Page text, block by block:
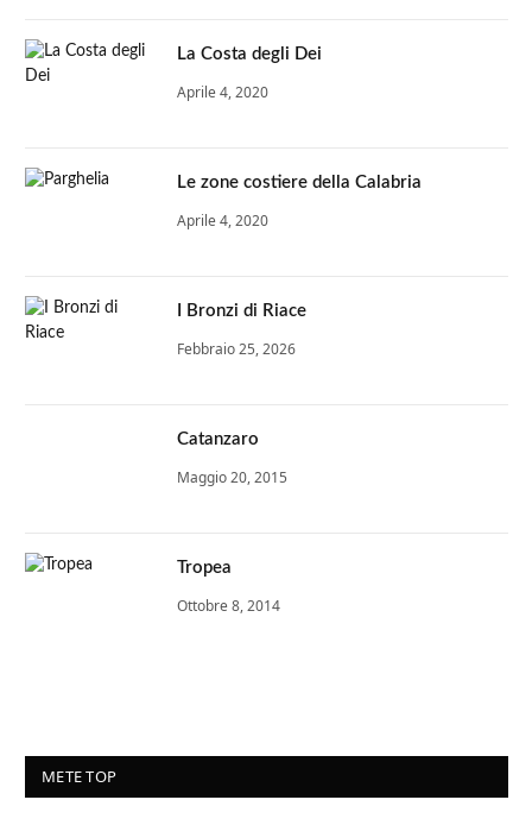
La Costa degli Dei
Aprile 4, 2020
Le zone costiere della Calabria
Aprile 4, 2020
I Bronzi di Riace
Febbraio 25, 2026
Catanzaro
Maggio 20, 2015
Tropea
Ottobre 8, 2014
METE TOP